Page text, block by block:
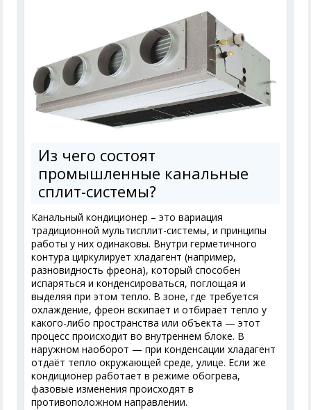
Из чего состоят
промышленные канальные
сплит-системы?
Канальный кондиционер – это вариация
традиционной мультисплит-системы, и принципы
работы у них одинаковы. Внутри герметичного
контура циркулирует хладагент (например,
разновидность фреона), который способен
испаряться и конденсироваться, поглощая и
выделяя при этом тепло. В зоне, где требуется
охлаждение, фреон вскипает и отбирает тепло у
какого-либо пространства или объекта — этот
процесс происходит во внутреннем блоке. В
наружном наоборот — при конденсации хладагент
отдаёт тепло окружающей среде, улице. Если же
кондиционер работает в режиме обогрева,
фазовые изменения происходят в
противоположном направлении.